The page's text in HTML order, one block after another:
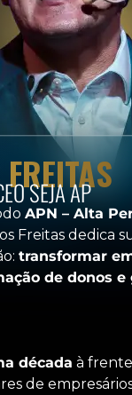
SEJA AP
APN – Alta
Freitas dedica
transformar
de donos e
década à
de